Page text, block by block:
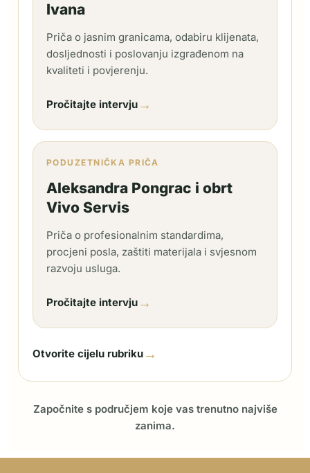
Ivana
Priča o jasnim granicama, odabiru klijenata,
dosljednosti i poslovanju izgrađenom na
kvaliteti i povjerenju.
Pročitajte intervju →
PODUZETNIČKA PRIČA
Aleksandra Pongrac i obrt
Vivo Servis
Priča o profesionalnim standardima,
procjeni posla, zaštiti materijala i svjesnom
razvoju usluga.
Pročitajte intervju →
Otvorite cijelu rubriku →
Započnite s područjem koje vas trenutno najviše
zanima.